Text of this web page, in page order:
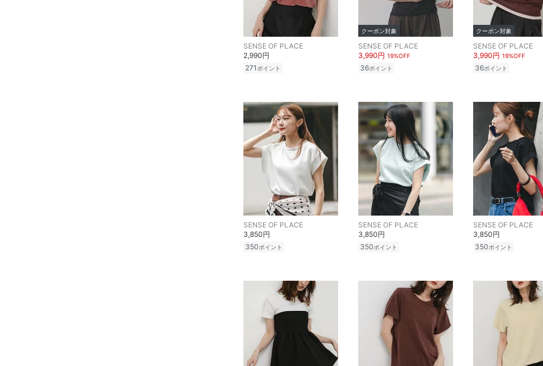
SENSE OF PLACE
2,990円
271 ポイント
クーポン対象
SENSE OF PLACE
3,990円 19%OFF
36ポイント
クーポン対象
SENSE OF PLACE
3,990円 19%OFF
36ポイント
SENSE OF PLACE
3,850円
350ポイント
SENSE OF PLACE
3,850円
350ポイント
SENSE OF PLACE
3,850円
350ポイント